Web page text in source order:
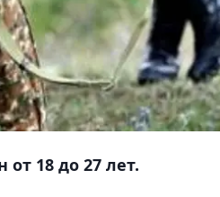
18 до 27 лет.